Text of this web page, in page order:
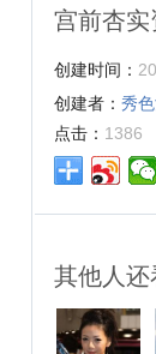
宫前杏实
创建时间：
创建者： 秀
点击： 1386
其他人还